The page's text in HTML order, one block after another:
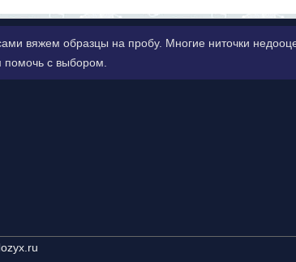
вяжем образцы на пробу. Многие ниточки
помочь с выбором.
ozyx.ru